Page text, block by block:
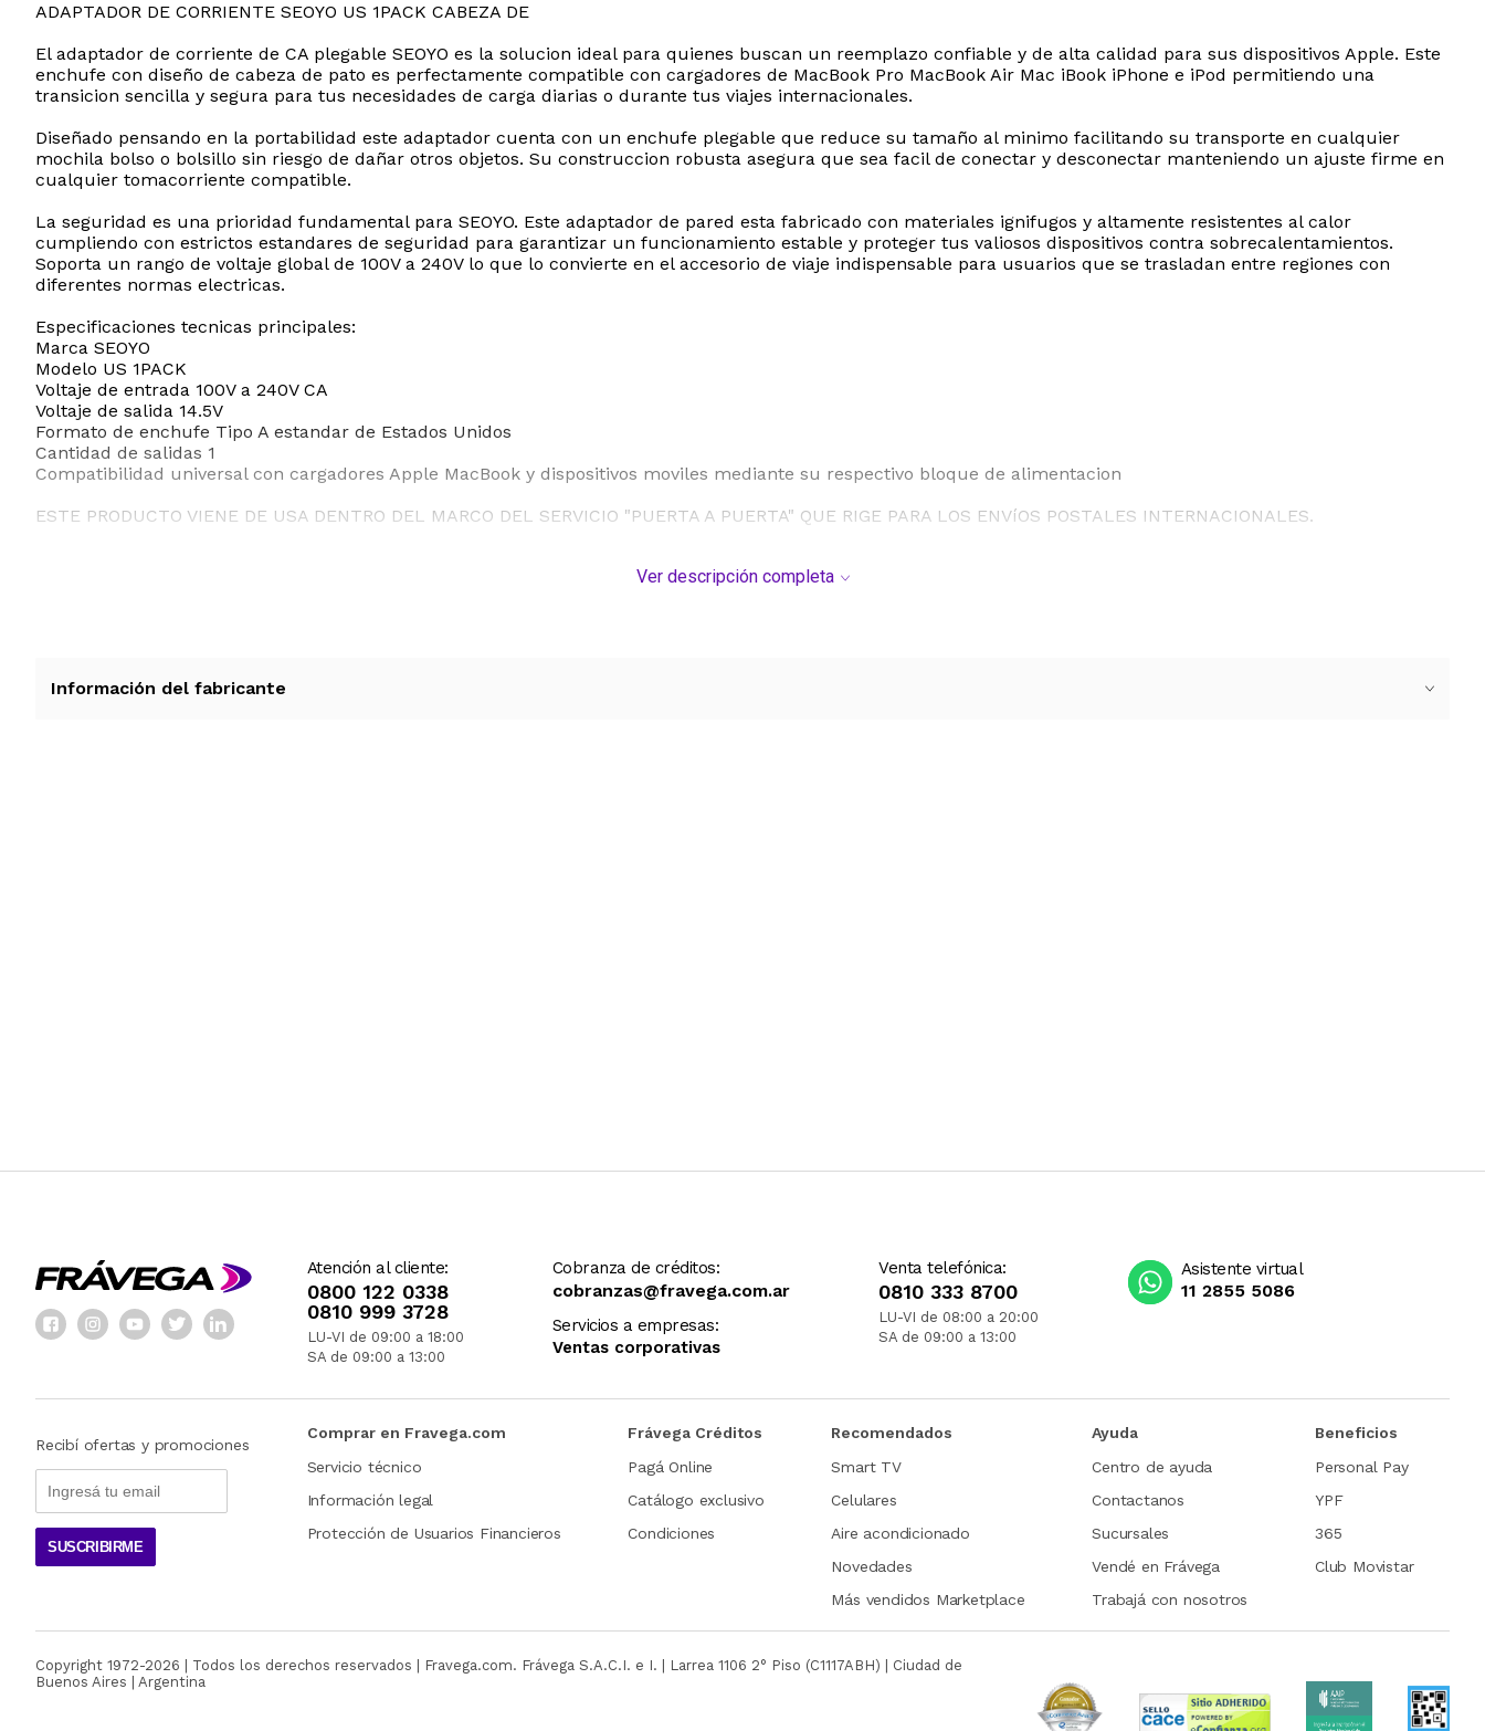
ADAPTADOR DE CORRIENTE SEOYO US 1PACK CABEZA DE
El adaptador de corriente de CA plegable SEOYO es la solucion ideal para quienes buscan un reemplazo confiable y de alta calidad para sus dispositivos Apple. Este
enchufe con diseño de cabeza de pato es perfectamente compatible con cargadores de MacBook Pro MacBook Air Mac iBook iPhone e iPod permitiendo una
transicion sencilla y segura para tus necesidades de carga diarias o durante tus viajes internacionales.
Diseñado pensando en la portabilidad este adaptador cuenta con un enchufe plegable que reduce su tamaño al minimo facilitando su transporte en cualquier
mochila bolso o bolsillo sin riesgo de dañar otros objetos. Su construccion robusta asegura que sea facil de conectar y desconectar manteniendo un ajuste firme en
cualquier tomacorriente compatible.
La seguridad es una prioridad fundamental para SEOYO. Este adaptador de pared esta fabricado con materiales ignifugos y altamente resistentes al calor
cumpliendo con estrictos estandares de seguridad para garantizar un funcionamiento estable y proteger tus valiosos dispositivos contra sobrecalentamientos.
Soporta un rango de voltaje global de 100V a 240V lo que lo convierte en el accesorio de viaje indispensable para usuarios que se trasladan entre regiones con
diferentes normas electricas.
Especificaciones tecnicas principales:
Marca SEOYO
Modelo US 1PACK
Voltaje de entrada 100V a 240V CA
Voltaje de salida 14.5V
Formato de enchufe Tipo A estandar de Estados Unidos
Cantidad de salidas 1
Compatibilidad universal con cargadores Apple MacBook y dispositivos moviles mediante su respectivo bloque de alimentacion
ESTE PRODUCTO VIENE DE USA DENTRO DEL MARCO DEL SERVICIO "PUERTA A PUERTA" QUE RIGE PARA LOS ENVíOS POSTALES INTERNACIONALES.
Ver descripción completa
Información del fabricante
Atención al cliente:
0800 122 0338
0810 999 3728
LU-VI de 09:00 a 18:00
SA de 09:00 a 13:00
Cobranza de créditos:
cobranzas@fravega.com.ar
Servicios a empresas:
Ventas corporativas
Venta telefónica:
0810 333 8700
LU-VI de 08:00 a 20:00
SA de 09:00 a 13:00
Asistente virtual
11 2855 5086
Recibí ofertas y promociones
SUSCRIBIRME
Comprar en Fravega.com
Servicio técnico
Información legal
Protección de Usuarios Financieros
Frávega Créditos
Pagá Online
Catálogo exclusivo
Condiciones
Recomendados
Smart TV
Celulares
Aire acondicionado
Novedades
Más vendidos Marketplace
Ayuda
Centro de ayuda
Contactanos
Sucursales
Vendé en Frávega
Trabajá con nosotros
Beneficios
Personal Pay
YPF
365
Club Movistar
Copyright 1972-2026 | Todos los derechos reservados | Fravega.com. Frávega S.A.C.I. e I. | Larrea 1106 2° Piso (C1117ABH) | Ciudad de
Buenos Aires | Argentina